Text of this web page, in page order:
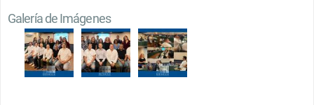
Galería de Imágenes